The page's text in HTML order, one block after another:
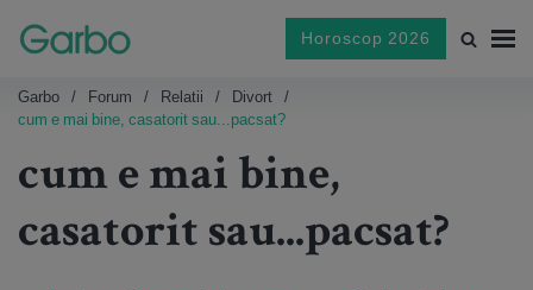
Horoscop 2026
Garbo Forum Relatii
Divort
cum e mai bine, casatorit sau...pacsat?
cum e mai bine,
casatorit sau...pacsat?